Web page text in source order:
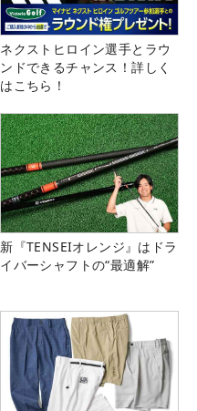
ネクストヒロイン選手とラウ
ンドできるチャンス！詳しく
はこちら！
新『TENSEIオレンジ』はドラ
イバーシャフトの“最適解”